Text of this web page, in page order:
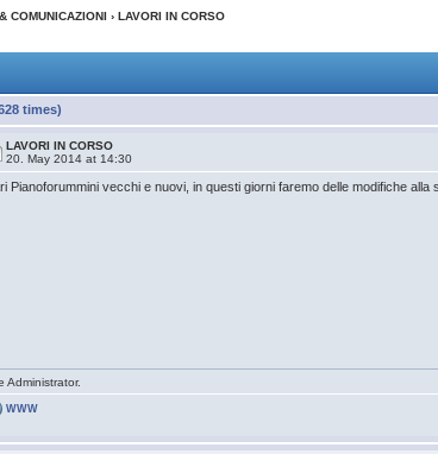
COMUNICAZIONI › LAVORI IN CORSO
times)
LAVORI IN CORSO
20. May 2014 at 14:30
Pianoforummini vecchi e nuovi, in questi giorni faremo delle modifiche
Administrator.
WWW